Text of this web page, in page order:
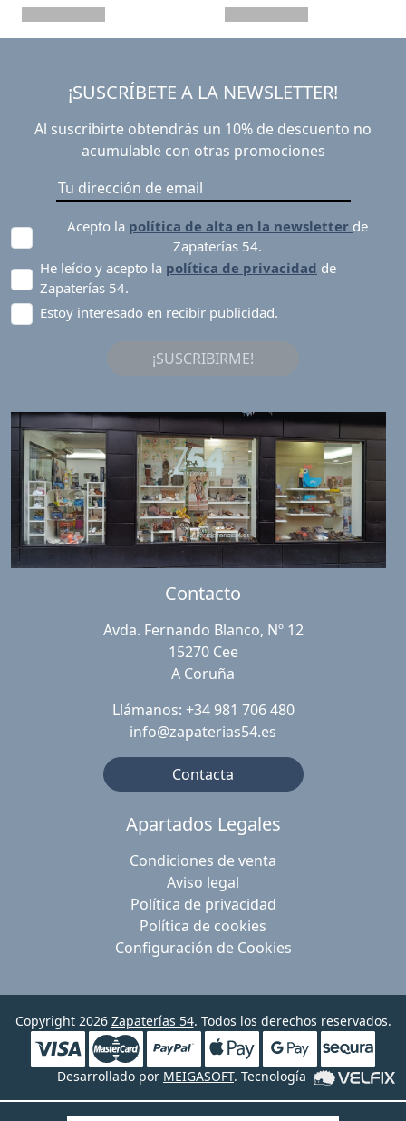
¡SUSCRÍBETE A LA NEWSLETTER!
Al suscribirte obtendrás un 10% de descuento no
acumulable con otras promociones
Acepto la política de alta en la newsletter de
Zapaterías 54.
He leído y acepto la política de privacidad de
Zapaterías 54.
Estoy interesado en recibir publicidad.
¡SUSCRIBIRME!
Contacto
Avda. Fernando Blanco, Nº 12
15270 Cee
A Coruña
Llámanos: +34 981 706 480
info@zapaterias54.es
Contacta
Apartados Legales
Condiciones de venta
Aviso legal
Política de privacidad
Política de cookies
Configuración de Cookies
Copyright 2026 Zapaterías 54. Todos los derechos reservados.
Desarrollado por MEIGASOFT. Tecnología